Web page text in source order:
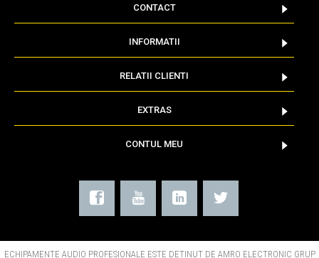
CONTACT
INFORMATII
RELATII CLIENTI
EXTRAS
CONTUL MEU
ECHIPAMENTE AUDIO PROFESIONALE ESTE DETINUT DE AMRO ELECTRONIC GRUP